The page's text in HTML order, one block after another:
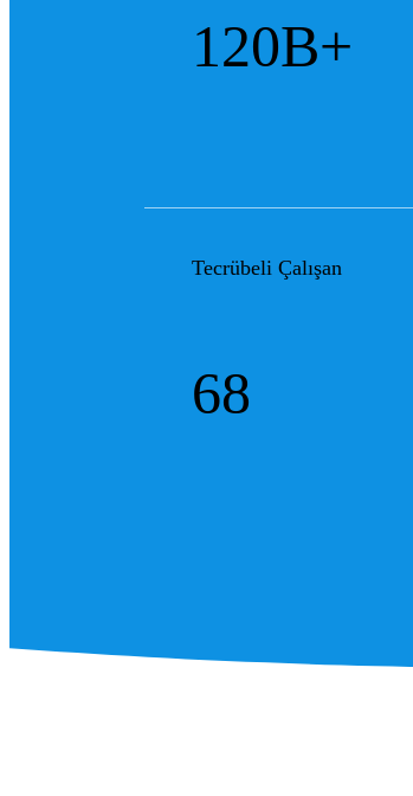
120B+
Tecrübeli Çalışan
68